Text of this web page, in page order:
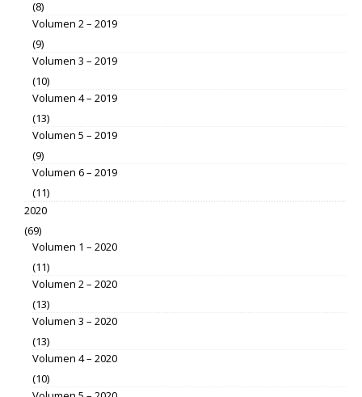
(8)
Volumen 2 – 2019
(9)
Volumen 3 – 2019
(10)
Volumen 4 – 2019
(13)
Volumen 5 – 2019
(9)
Volumen 6 – 2019
(11)
2020
(69)
Volumen 1 – 2020
(11)
Volumen 2 – 2020
(13)
Volumen 3 – 2020
(13)
Volumen 4 – 2020
(10)